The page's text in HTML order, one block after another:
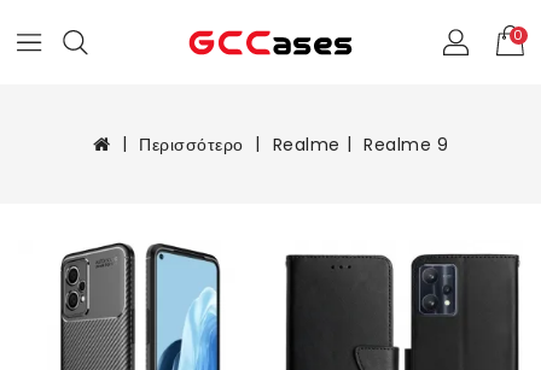
0
Περισσότερο Realme Realme 9